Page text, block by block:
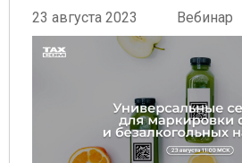
23 августа 2023 Вебинар